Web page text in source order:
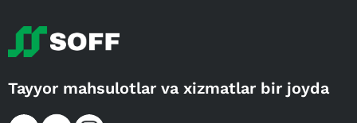
Tayyor mahsulotlar va xizmatlar bir joyda